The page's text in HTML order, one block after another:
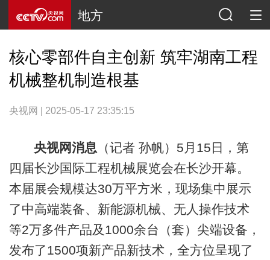
地方
核心零部件自主创新 筑牢湖南工程
机械整机制造根基
央视网 | 2025-05-17 23:35:15
央视网消息 （记者 孙帆）5月15日，第
四届长沙国际工程机械展览会在长沙开幕。
本届展会规模达30万平方米，现场集中展示
了中高端装备、新能源机械、无人操作技术
等2万多件产品及1000余台（套）尖端设备，
发布了1500项新产品新技术，全方位呈现了